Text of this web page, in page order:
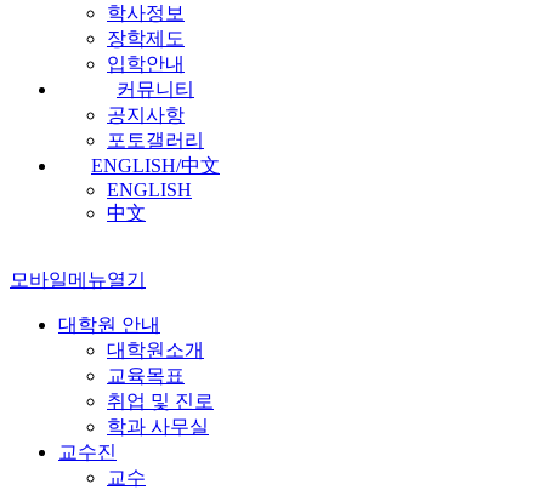
학사정보
장학제도
입학안내
커뮤니티
공지사항
포토갤러리
ENGLISH/中文
ENGLISH
中文
모바일메뉴열기
대학원 안내
대학원소개
교육목표
취업 및 진로
학과 사무실
교수진
교수